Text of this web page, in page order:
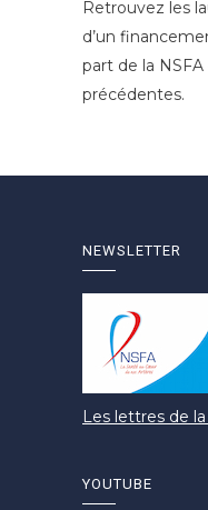
Retrouvez les
d’un
part de la
précédentes.
NEWSLETTER
Les lettres de
YOUTUBE